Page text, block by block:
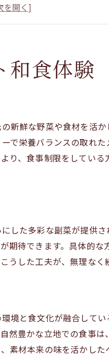
和食が選ばれる理由
エット和食体験方法
るダイエット和食生活
で楽しむ
ヘルシーランチの選び方
ット和食の魅力体験
チで美と健康をサポート
きる滋賀和食の工夫
エット和食の奥深さ
食ダイエットの秘訣
康美を叶える
すすめ滋賀オーガニック
和食体験
新鮮な野菜や食材を活
で栄養バランスの取れ
り、食事制限をしてい
した多彩な副菜が提供
待できます。具体的
した工夫が、無理なく
境と食文化が融合して
豊かな立地での食事
材本来の味を活かした